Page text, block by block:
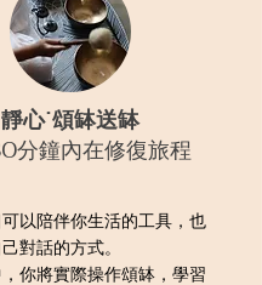
靜心˙頌缽送缽
分鐘內在修復旅程
以陪伴你生活的工具，也
對話的方式。
你將實際操作頌缽，學習